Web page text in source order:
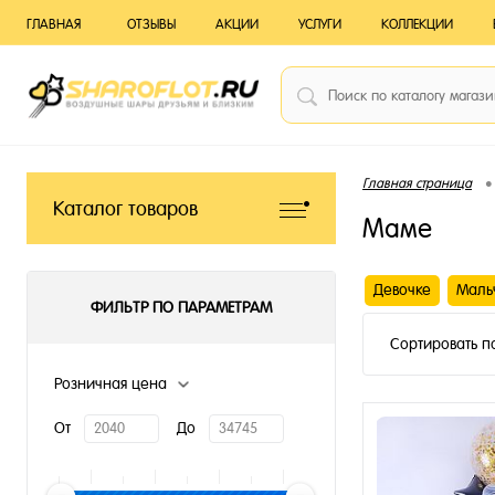
ГЛАВНАЯ ОТЗЫВЫ АКЦИИ УСЛУГИ КОЛЛЕКЦИИ
Каталог товаров
ФИЛЬТР ПО ПАРАМЕТРАМ
Розничная цена
От До
Главная страница •
Маме
Девочке
Сортировать